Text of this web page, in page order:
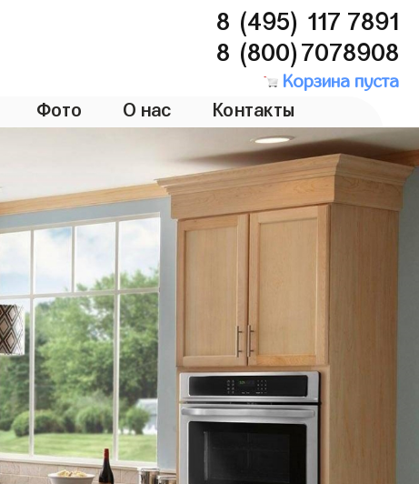
8 (495) 117 7891
8 (800)7078908
Корзина пуста
Фото О нас Контакты